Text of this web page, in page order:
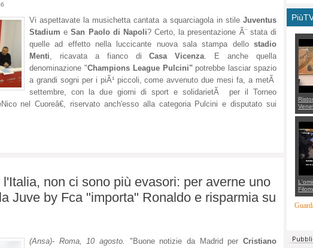
Vi aspettavate la musichetta cantata a squarciagola in stile Juventus
Stadium e San Paolo di Napoli? Certo, la presentazione Ã¨ stata di
quelle ad effetto nella luccicante nuova sala stampa dello stadio
Menti, ricavata a fianco diCasa Vicenza. E anche quella
denominazione "Champions League Pulcini"potrebbe lasciar spazio
a grandi sogni per i piÃ¹ piccoli, come avvenuto due mesi fa, a metÃ
settembre, con la due giorni di sport e solidarietÃ per il Torneo
nel Cuoreâ€, riservato anch'esso alla categoria Pulcini e disputato sui
non ci sono più evasori: per averne uno
Juve by Fca "importa" Ronaldo e risparmia su
(Ansa)- Roma, 10 agosto. "Buone notizie da Madrid per Cristiano
con